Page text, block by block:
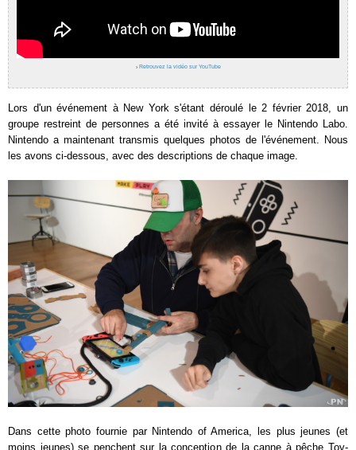
› Retrouvez la vidéo sur YouTube
Lors d'un événement à New York s'étant déroulé le 2 février 2018, un
groupe restreint de personnes a été invité à essayer le Nintendo Labo.
Nintendo a maintenant transmis quelques photos de l'événement. Nous
les avons ci-dessous, avec des descriptions de chaque image.
Dans cette photo fournie par Nintendo of America, les plus jeunes (et
moins jeunes) se penchent sur la conception de la canne à pêche Toy-